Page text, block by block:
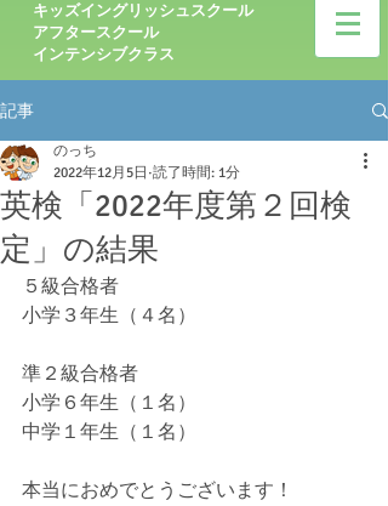
キッズイングリッシュスクール
アフタースクール
インテンシブクラス
記事
英検「2022年度第２回検
定」の結果
のっち
2022年12月5日 読了時間: 1分
５級合格者
小学３年生（４名）
準２級合格者
小学６年生（１名）
中学１年生（１名）
本当におめでとうございます！